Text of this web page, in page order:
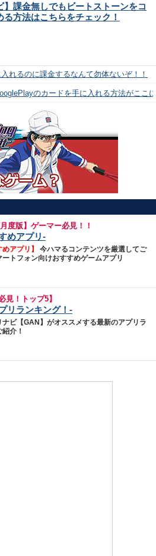
】課金無しでもビートストーンをコ
る方法はこちらをチェック！
れるのに課金するなんて勿体ないぞ！！
のカードを手に入れる方法がここ
度版】ゲーマー必見！！
めアプリ-
めアプリ】
今ハマるコンテンツを厳選してご
トフォン向けおすすめゲームアプリ
見！トップ5】
リランキング！-
ナビ【GAN】がオススメする最新のアプリラ
介！